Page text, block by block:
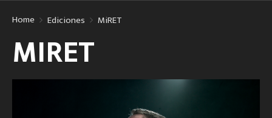
Home Ediciones MiRET
MIRET